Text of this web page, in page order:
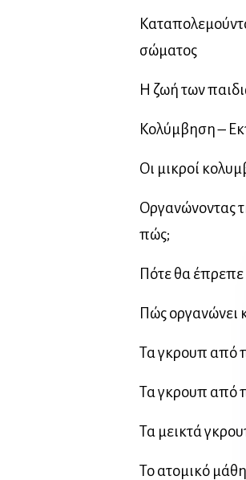
σώματος
Η ζωή των
Κολύμβηση –
Οι μικροί
Οργανώνοντας
πώς;
Πότε θα
Πώς οργανώνει
Τα γκρουπ από
Τα γκρουπ από
Τα μεικτά
Το ατομικό